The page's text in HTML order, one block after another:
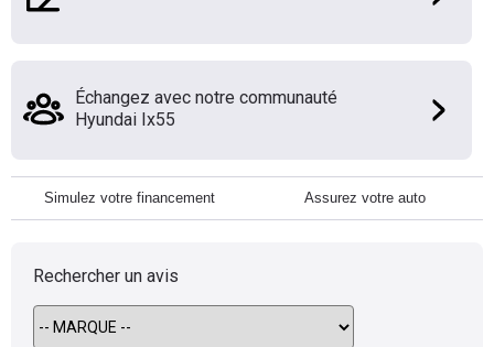
Échangez avec notre communauté
Hyundai Ix55
Simulez votre financement Assurez votre auto
Rechercher un avis